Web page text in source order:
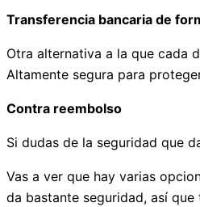
Transferencia bancaria de
Otra alternativa a la que cada
Altamente segura para
Contra reembolso
Si dudas de la seguridad que
Vas a ver que hay varias
da bastante seguridad, así que